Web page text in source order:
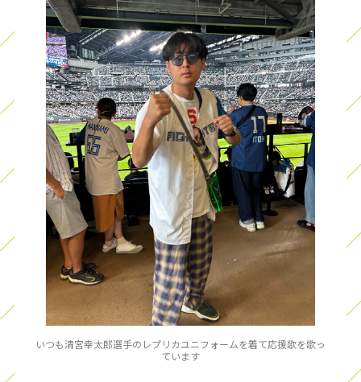
いつも清宮幸太郎選手のレプリカユニフォームを着て応援歌を歌っ
ています